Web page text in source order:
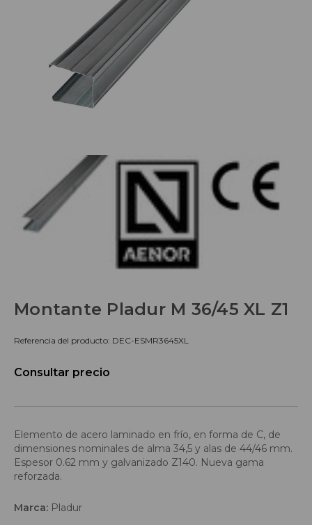
Montante Pladur M 36/45 XL Z1
Referencia del producto: DEC-ESMR3645XL
Consultar precio
Elemento de acero laminado en frío, en forma de C, de
dimensiones nominales de alma 34,5 y alas de 44/46 mm.
Espesor 0.62 mm y galvanizado Z140. Nueva gama
reforzada.
Marca: Pladur